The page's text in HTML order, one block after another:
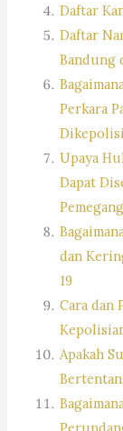
Daftar
Daftar
Bandung
Perkara
Upaya
Dapat
dan
19
Cara dan
Apakah